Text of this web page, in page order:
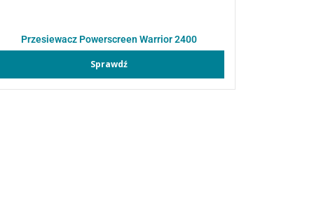
Przesiewacz Powerscreen Warrior 2400
Sprawdź